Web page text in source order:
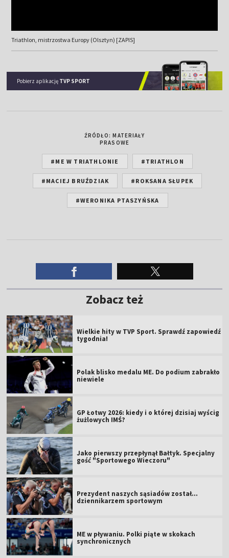
Triathlon, mistrzostwa Europy (Olsztyn) [ZAPIS]
Pobierz aplikację TVP SPORT
ŹRÓDŁO: MATERIAŁY
PRASOWE
#ME W TRIATHLONIE #TRIATHLON
#MACIEJ BRUŹDZIAK #ROKSANA SŁUPEK
#WERONIKA PTASZYŃSKA
Zobacz też
Wielkie hity w TVP Sport. Sprawdź zapowiedź
tygodnia!
Polak blisko medalu ME. Do podium zabrakło
niewiele
GP Łotwy 2026: kiedy i o której dzisiaj wyścig
żużlowych IMŚ?
Jako pierwszy przepłynął Bałtyk. Specjalny
gość "Sportowego Wieczoru"
Prezydent naszych sąsiadów został...
dziennikarzem sportowym
ME w pływaniu. Polki piąte w skokach
synchronicznych